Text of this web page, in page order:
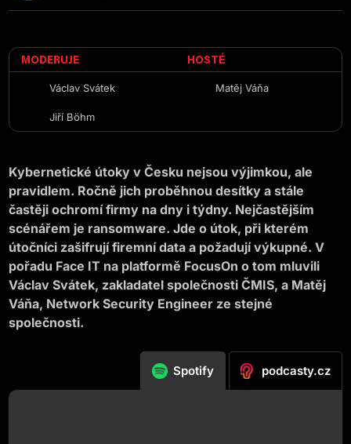
MODERUJE
Václav Svátek
Jiří Böhm
HOSTÉ
Matěj Váňa
Kybernetické útoky v Česku nejsou výjimkou, ale
pravidlem. Ročně jich proběhnou desítky a stále
častěji ochromí firmy na dny i týdny. Nejčastějším
scénářem je ransomware. Jde o útok, při kterém
útočníci zašifrují firemní data a požadují výkupné. V
pořadu Face IT na platformě FocusOn o tom mluvili
Václav Svátek, zakladatel společnosti ČMIS, a Matěj
Váňa, Network Security Engineer ze stejné
společnosti.
Spotify podcasty.cz